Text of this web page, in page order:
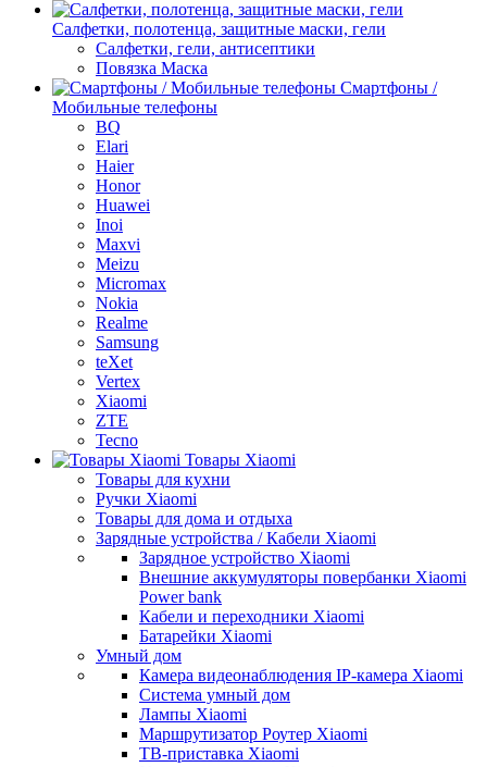
Салфетки, полотенца, защитные маски, гели
Салфетки, гели, антисептики
Повязка Маска
Смартфоны /
Мобильные телефоны
BQ
Elari
Haier
Honor
Huawei
Inoi
Maxvi
Meizu
Micromax
Nokia
Realme
Samsung
teXet
Vertex
Xiaomi
ZTE
Tecno
Товары Xiaomi
Товары для кухни
Ручки Xiaomi
Товары для дома и отдыха
Зарядные устройства / Кабели Xiaomi
Зарядное устройство Xiaomi
Внешние аккумуляторы повербанки Xiaomi
Power bank
Кабели и переходники Xiaomi
Батарейки Xiaomi
Умный дом
Камера видеонаблюдения IP-камера Xiaomi
Система умный дом
Лампы Xiaomi
Маршрутизатор Роутер Xiaomi
ТВ-приставка Xiaomi